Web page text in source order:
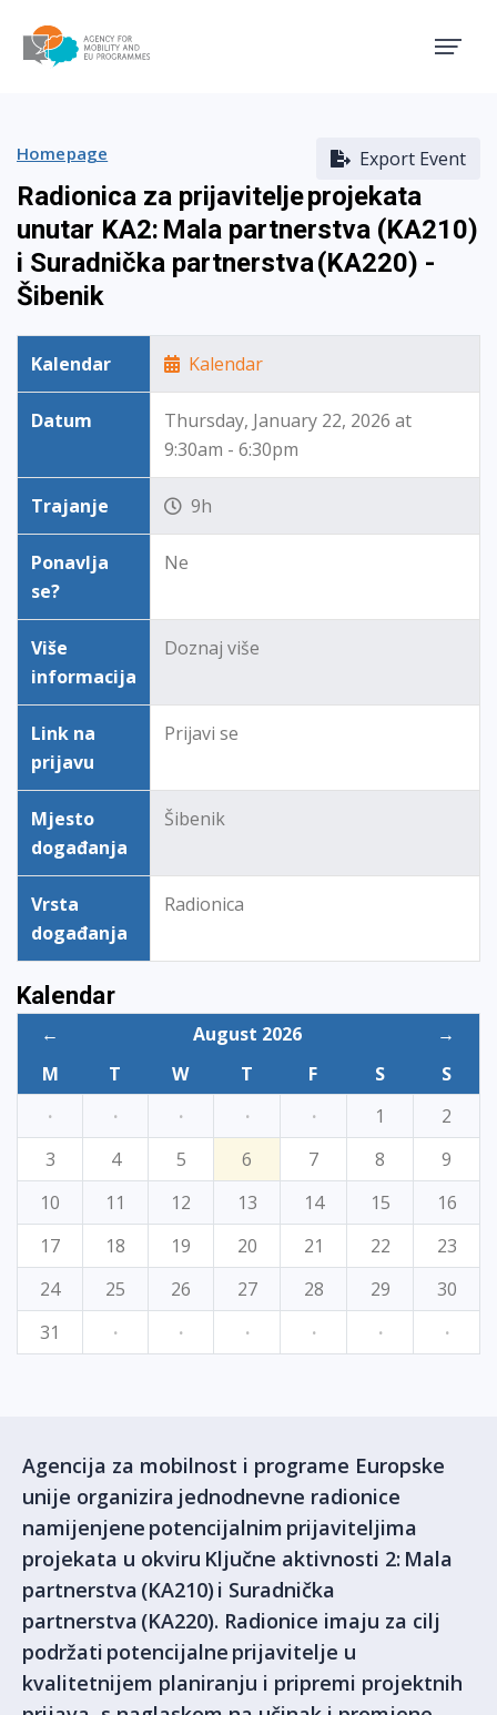
Export Event
Homepage
Radionica za prijavitelje projekata
unutar KA2: Mala partnerstva (KA210)
i Suradnička partnerstva (KA220) -
Šibenik
Kalendar Kalendar
Datum
Thursday, January 22, 2026 at
9:30am - 6:30pm
Trajanje 9h
Ponavlja
se?
Ne
Više
informacija
Doznaj više
Link na
prijavu
Prijavi se
Mjesto
događanja
Šibenik
Vrsta
događanja
Radionica
Kalendar
← August 2026
→
M
T W T F S
S
·
· · · · 1
2
3
4 5 6 7 8
9
10
11 12 13 14 15
16
17
18 19 20 21 22
23
24
25 26 27 28 29
30
31
· · · · · ·
Agencija za mobilnost i programe Europske
unije organizira jednodnevne radionice
namijenjene potencijalnim prijaviteljima
projekata u okviru Ključne aktivnosti 2: Mala
partnerstva (KA210) i Suradnička
partnerstva (KA220). Radionice imaju za cilj
podržati potencijalne prijavitelje u
kvalitetnijem planiranju i pripremi projektnih